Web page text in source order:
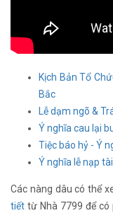
Kịch Bản Tổ
Bắc
Lễ dạm ngõ &
Ý nghĩa cau lại
Tiệc báo hỷ - Ý
Ý nghĩa lễ nạp
Các nàng dâu có thể
tiết từ Nhà 7799 để